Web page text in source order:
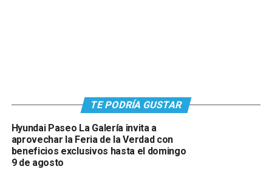
TE PODRÍA GUSTAR
Hyundai Paseo La Galería invita a
aprovechar la Feria de la Verdad con
beneficios exclusivos hasta el domingo
9 de agosto